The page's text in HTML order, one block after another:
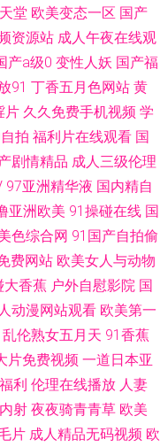
黄色免费网站 亚洲色图制服
AV影院 91官方视频网站 国
频 AV淘宝久久 超碰最新人
情六月天 91网站在线看 福
洲日韩激情 亚洲午夜居场
导航 成人福利视频影院 日韩
成人免费 男女上床黄色 成人
伦理片 国产91看 日韩AV爱
堂 欧美变态一区 国产
资源站 成人午夜在线观
产a级0 变性人妖 国产福
91 丁香五月色网站 黄
片 久久免费手机视频 学
拍 福利片在线观看 国
剧情精品 成人三级伦理
97亚洲精华液 国内精自
亚洲欧美 91操碰在线 国
色综合网 91国产自拍偷
费网站 欧美女人与动物
大香蕉 户外自慰影院 国
动漫网站观看 欧美第一
乱伦熟女五月天 91香蕉
片免费视频 一道日本亚
利 伦理在线播放 人妻
射 夜夜骑青青草 欧美
片 成人精品无码视频 欧